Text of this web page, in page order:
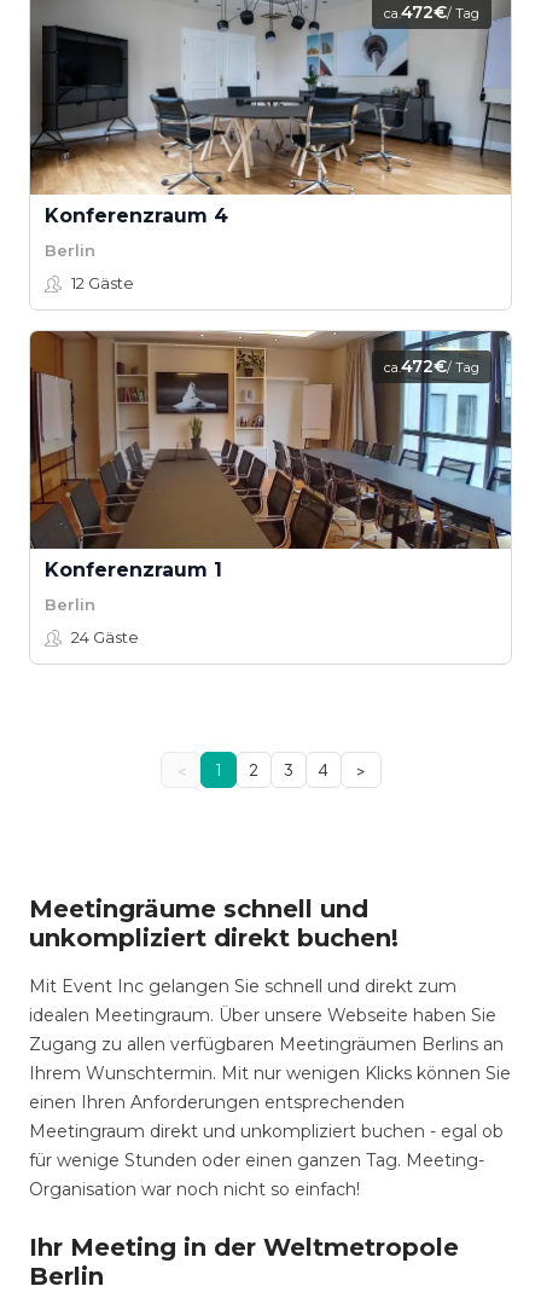
ca.472€/ Tag
Konferenzraum 4
Berlin
12 Gäste
ca.472€/ Tag
Konferenzraum 1
Berlin
24 Gäste
< 1 2 3 4 >
Meetingräume schnell und
unkompliziert direkt buchen!
Mit Event Inc gelangen Sie schnell und direkt zum
idealen Meetingraum. Über unsere Webseite haben Sie
Zugang zu allen verfügbaren Meetingräumen Berlins an
Ihrem Wunschtermin. Mit nur wenigen Klicks können Sie
einen Ihren Anforderungen entsprechenden
Meetingraum direkt und unkompliziert buchen - egal ob
für wenige Stunden oder einen ganzen Tag. Meeting-
Organisation war noch nicht so einfach!
Ihr Meeting in der Weltmetropole
Berlin